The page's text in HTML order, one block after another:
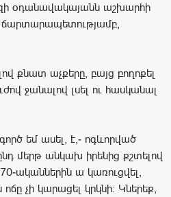
օդանավակայանն աշխարհի
քնատ աչքերը, բայց բողոքել
ջանալով լսել ու հասկանալ
եմ ասել, է,- ոգևորված
մերթ անկախ իրենից քշտելով
ականներին ա կառուցվել,
չի կարացել կրկնի: Կներեք,